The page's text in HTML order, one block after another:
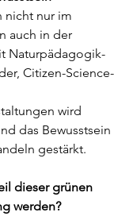
nicht nur im
auch in der
Naturpädagogik-
Citizen-Science-
wird
das Bewusstsein
gestärkt.
dieser grünen
werden?